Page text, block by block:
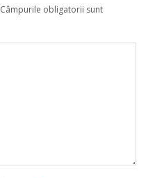
Câmpurile obligatorii sunt